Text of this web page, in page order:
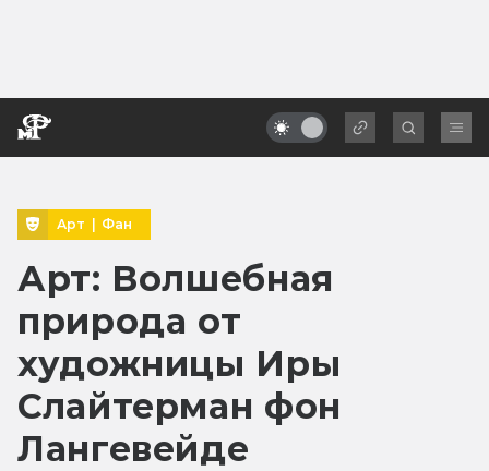
Арт | Фан
Арт: Волшебная
природа от
художницы Иры
Слайтерман фон
Лангевейде